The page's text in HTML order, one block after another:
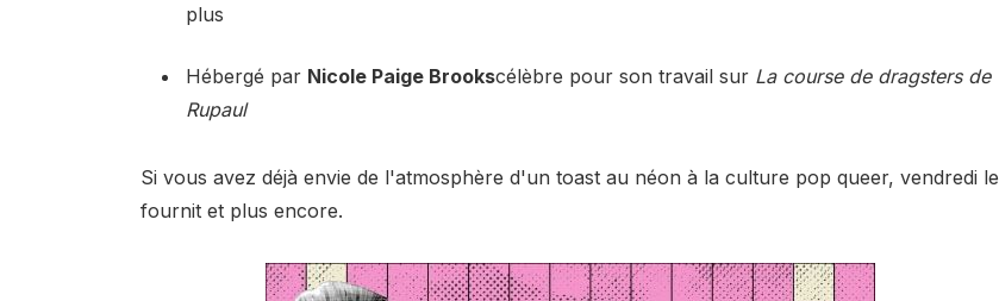
plus
Hébergé par Nicole Paige Brookscélèbre pour son travail sur La course de dragsters de
Rupaul
Si vous avez déjà envie de l'atmosphère d'un toast au néon à la culture pop queer, vendredi le
fournit et plus encore.